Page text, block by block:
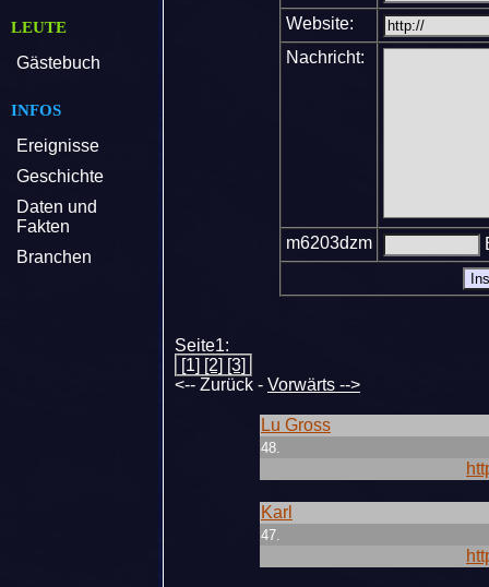
LEUTE
Gästebuch
INFOS
Ereignisse
Geschichte
Daten und
Fakten
Branchen
Website:
Nachricht:
m6203dzm
Seite1:
[1] [2] [3]
<-- Zurück - Vorwärts -->
Lu Gross
48.
Karl
47.